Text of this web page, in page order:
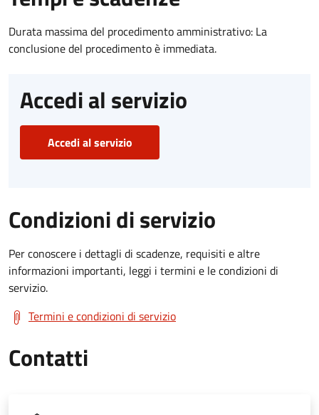
Durata massima del procedimento amministrativo: La
conclusione del procedimento è immediata.
Accedi al servizio
Accedi al servizio
Condizioni di servizio
Per conoscere i dettagli di scadenze, requisiti e altre
informazioni importanti, leggi i termini e le condizioni di
servizio.
Termini e condizioni di servizio
Contatti